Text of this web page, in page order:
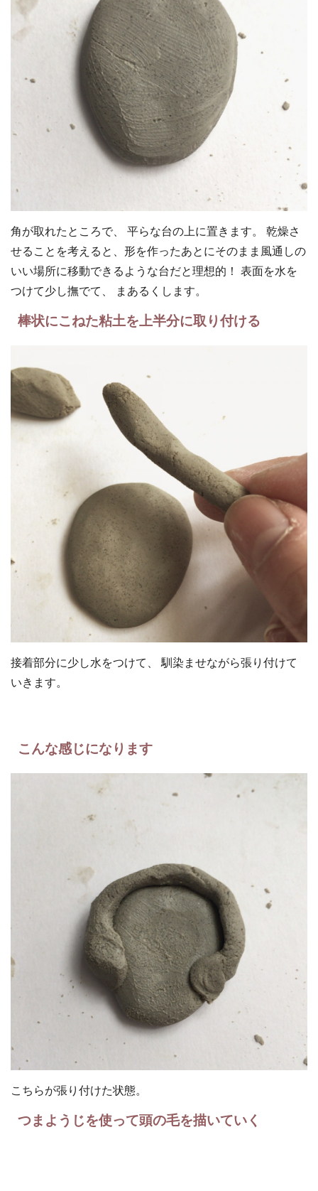
角が取れたところで、 平らな台の上に置きます。 乾燥さ
せることを考えると、形を作ったあとにそのまま風通しの
いい場所に移動できるような台だと理想的！ 表面を水を
つけて少し撫でて、 まあるくします。
棒状にこねた粘土を上半分に取り付ける
接着部分に少し水をつけて、 馴染ませながら張り付けて
いきます。
こんな感じになります
こちらが張り付けた状態。
つまようじを使って頭の毛を描いていく